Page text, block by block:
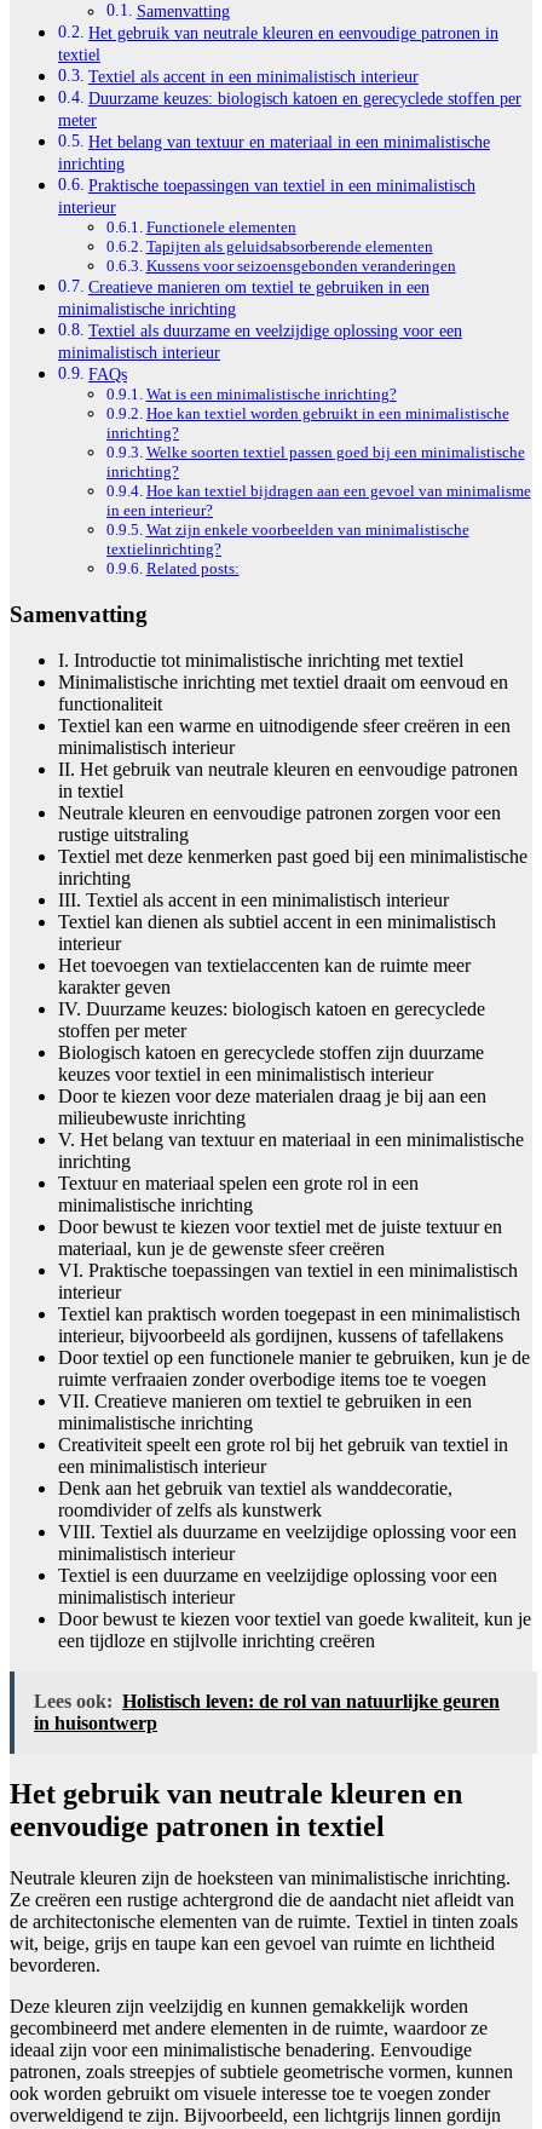
Samenvatting
Het gebruik van neutrale kleuren en eenvoudige patronen in
textiel
Textiel als accent in een minimalistisch interieur
Duurzame keuzes: biologisch katoen en gerecyclede stoffen per
meter
Het belang van textuur en materiaal in een minimalistische
inrichting
Praktische toepassingen van textiel in een minimalistisch
interieur
Functionele elementen
Tapijten als geluidsabsorberende elementen
Kussens voor seizoensgebonden veranderingen
Creatieve manieren om textiel te gebruiken in een
minimalistische inrichting
Textiel als duurzame en veelzijdige oplossing voor een
minimalistisch interieur
FAQs
Wat is een minimalistische inrichting?
Hoe kan textiel worden gebruikt in een minimalistische
inrichting?
Welke soorten textiel passen goed bij een minimalistische
inrichting?
Hoe kan textiel bijdragen aan een gevoel van minimalisme
in een interieur?
Wat zijn enkele voorbeelden van minimalistische
textielinrichting?
Related posts:
Samenvatting
I. Introductie tot minimalistische inrichting met textiel
Minimalistische inrichting met textiel draait om eenvoud en
functionaliteit
Textiel kan een warme en uitnodigende sfeer creëren in een
minimalistisch interieur
II. Het gebruik van neutrale kleuren en eenvoudige patronen
in textiel
Neutrale kleuren en eenvoudige patronen zorgen voor een
rustige uitstraling
Textiel met deze kenmerken past goed bij een minimalistische
inrichting
III. Textiel als accent in een minimalistisch interieur
Textiel kan dienen als subtiel accent in een minimalistisch
interieur
Het toevoegen van textielaccenten kan de ruimte meer
karakter geven
IV. Duurzame keuzes: biologisch katoen en gerecyclede
stoffen per meter
Biologisch katoen en gerecyclede stoffen zijn duurzame
keuzes voor textiel in een minimalistisch interieur
Door te kiezen voor deze materialen draag je bij aan een
milieubewuste inrichting
V. Het belang van textuur en materiaal in een minimalistische
inrichting
Textuur en materiaal spelen een grote rol in een
minimalistische inrichting
Door bewust te kiezen voor textiel met de juiste textuur en
materiaal, kun je de gewenste sfeer creëren
VI. Praktische toepassingen van textiel in een minimalistisch
interieur
Textiel kan praktisch worden toegepast in een minimalistisch
interieur, bijvoorbeeld als gordijnen, kussens of tafellakens
Door textiel op een functionele manier te gebruiken, kun je de
ruimte verfraaien zonder overbodige items toe te voegen
VII. Creatieve manieren om textiel te gebruiken in een
minimalistische inrichting
Creativiteit speelt een grote rol bij het gebruik van textiel in
een minimalistisch interieur
Denk aan het gebruik van textiel als wanddecoratie,
roomdivider of zelfs als kunstwerk
VIII. Textiel als duurzame en veelzijdige oplossing voor een
minimalistisch interieur
Textiel is een duurzame en veelzijdige oplossing voor een
minimalistisch interieur
Door bewust te kiezen voor textiel van goede kwaliteit, kun je
een tijdloze en stijlvolle inrichting creëren
Lees ook: Holistisch leven: de rol van natuurlijke geuren
in huisontwerp
Het gebruik van neutrale kleuren en
eenvoudige patronen in textiel
Neutrale kleuren zijn de hoeksteen van minimalistische inrichting.
Ze creëren een rustige achtergrond die de aandacht niet afleidt van
de architectonische elementen van de ruimte. Textiel in tinten zoals
wit, beige, grijs en taupe kan een gevoel van ruimte en lichtheid
bevorderen.
Deze kleuren zijn veelzijdig en kunnen gemakkelijk worden
gecombineerd met andere elementen in de ruimte, waardoor ze
ideaal zijn voor een minimalistische benadering. Eenvoudige
patronen, zoals streepjes of subtiele geometrische vormen, kunnen
ook worden gebruikt om visuele interesse toe te voegen zonder
overweldigend te zijn. Bijvoorbeeld, een lichtgrijs linnen gordijn